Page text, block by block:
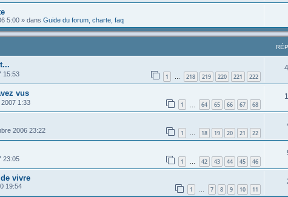
5:00 » dans Guide du forum, charte, faq
15:53 1 … 218 219 220 221 222
vus
1:33 1 64 65 66 67 68
2006 23:22 1 … 18 19 20 21 22
23:05 1 … 42 43 44 45 46
vivre
19:54 1 7 8 9 10 11